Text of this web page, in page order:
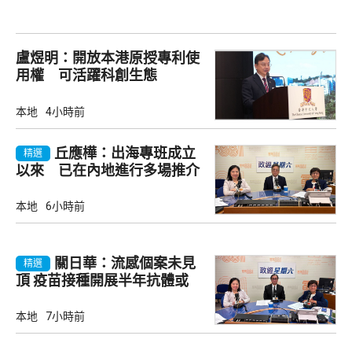
盧煜明：開放本港原授專利使
用權 可活躍科創生態
本地 4小時前
精選
丘應樺：出海專班成立
以來 已在內地進行多場推介
本地 6小時前
精選
關日華：流感個案未見
頂 疫苗接種開展半年抗體或
本地 7小時前